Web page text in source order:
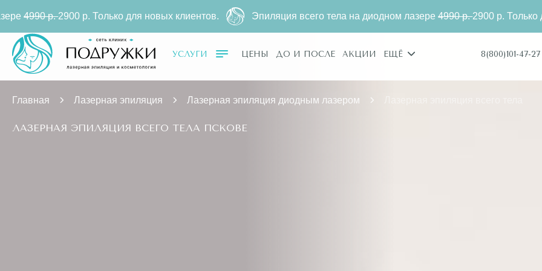
УСЛУГИ ЦЕНЫ ДО И ПОСЛЕ АКЦИИ ЕЩЁ 8(800)101-47-27
Главная Лазерная эпиляция Лазерная эпиляция диодным лазером
ЛАЗЕРНАЯ ЭПИЛЯЦИЯ ВСЕГО ТЕЛА ПСКОВЕ
2900 р. Только для новых клиентов. Эпиляция всего тела на диодном лазере4990 р.2900 р. Только для новых